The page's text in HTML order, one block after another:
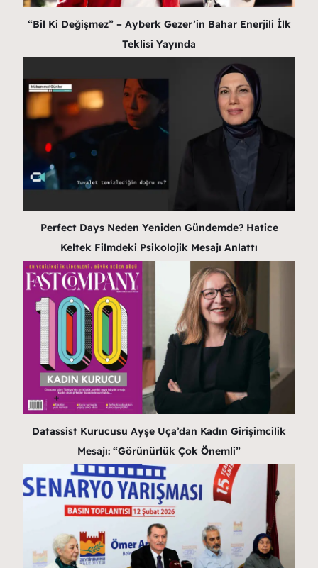
“Bil Ki Değişmez” – Ayberk Gezer’in Bahar Enerjili İlk
Teklisi Yayında
Perfect Days Neden Yeniden Gündemde? Hatice
Keltek Filmdeki Psikolojik Mesajı Anlattı
Datassist Kurucusu Ayşe Uça’dan Kadın Girişimcilik
Mesajı: “Görünürlük Çok Önemli”